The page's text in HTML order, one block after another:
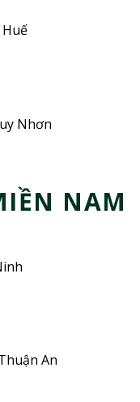
Nhơn
NAM
An